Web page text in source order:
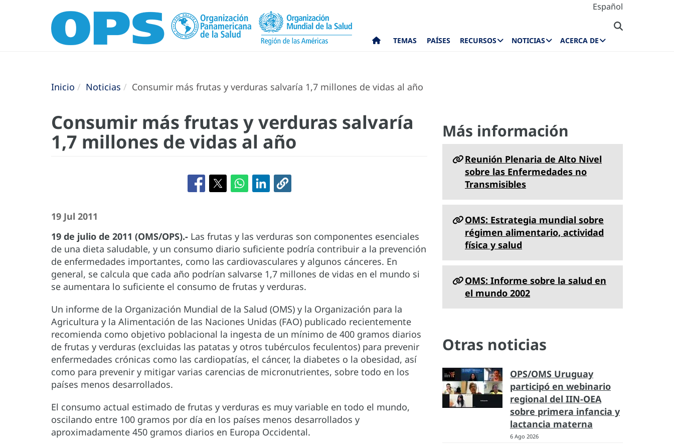
Español
TEMAS PAÍSES RECURSOS NOTICIAS ACERCA DE
Inicio Noticias Consumir más frutas y verduras salvaría 1,7 millones de vidas al año
Consumir más frutas y verduras salvaría
1,7 millones de vidas al año
19 Jul 2011
19 de julio de 2011 (OMS/OPS).- Las frutas y las verduras son componentes esenciales
de una dieta saludable, y un consumo diario suficiente podría contribuir a la prevención
de enfermedades importantes, como las cardiovasculares y algunos cánceres. En
general, se calcula que cada año podrían salvarse 1,7 millones de vidas en el mundo si
se aumentara lo suficiente el consumo de frutas y verduras.
Un informe de la Organización Mundial de la Salud (OMS) y la Organización para la
Agricultura y la Alimentación de las Naciones Unidas (FAO) publicado recientemente
recomienda como objetivo poblacional la ingesta de un mínimo de 400 gramos diarios
de frutas y verduras (excluidas las patatas y otros tubérculos feculentos) para prevenir
enfermedades crónicas como las cardiopatías, el cáncer, la diabetes o la obesidad, así
como para prevenir y mitigar varias carencias de micronutrientes, sobre todo en los
países menos desarrollados.
El consumo actual estimado de frutas y verduras es muy variable en todo el mundo,
oscilando entre 100 gramos por día en los países menos desarrollados y
aproximadamente 450 gramos diarios en Europa Occidental.
Más información
Reunión Plenaria de Alto Nivel
sobre las Enfermedades no
Transmisibles
OMS: Estrategia mundial sobre
régimen alimentario, actividad
física y salud
OMS: Informe sobre la salud en
el mundo 2002
Otras noticias
OPS/OMS Uruguay
participó en webinario
regional del IIN-OEA
sobre primera infancia y
lactancia materna
6 Ago 2026